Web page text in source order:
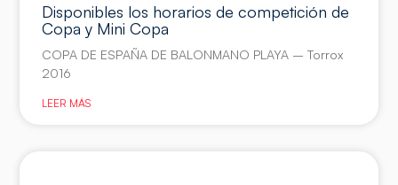
Disponibles los horarios de competición de
Copa y Mini Copa
COPA DE ESPAÑA DE BALONMANO PLAYA – Torrox
2016
LEER MÁS